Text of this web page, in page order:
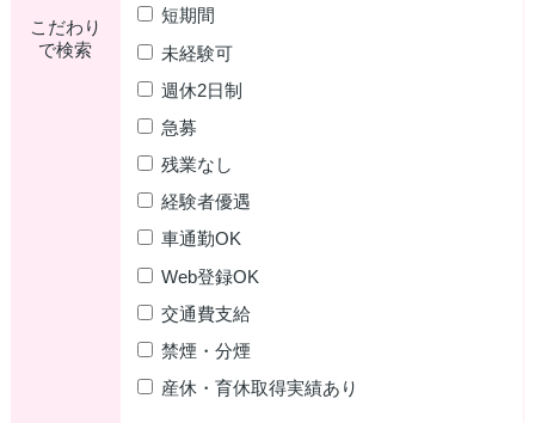
こだわり
で検索
短期間
未経験可
週休2日制
急募
残業なし
経験者優遇
車通勤OK
Web登録OK
交通費支給
禁煙・分煙
産休・育休取得実績あり